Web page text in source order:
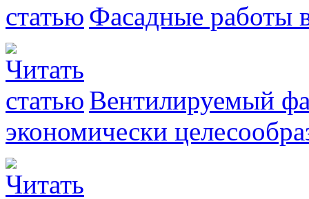
Фасадные работы
Вентилируемый
экономически